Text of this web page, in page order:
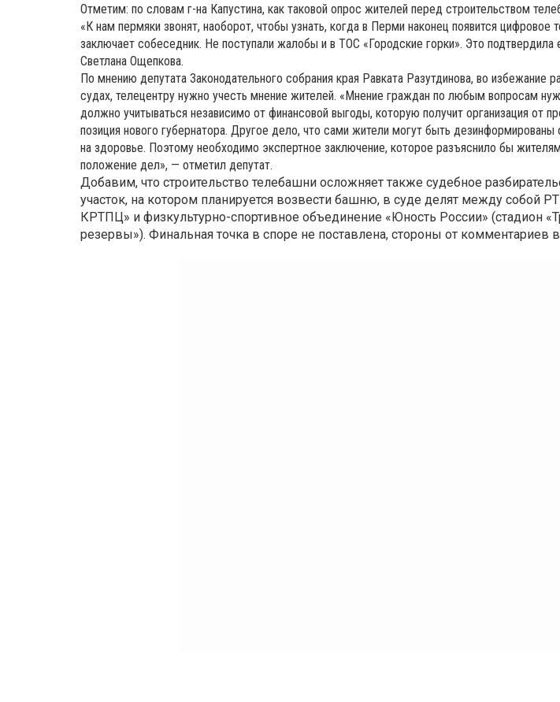
Отметим: по словам г-на Капустина, как таковой опрос жителей перед строительством
«К нам пермяки звонят, наоборот, чтобы узнать, когда в Перми наконец появится цифровое
заключает собеседник. Не поступали жалобы и в ТОС «Городские горки». Это подтвердила
Светлана Ощепкова.
По мнению депутата Законодательного собрания края Равката Разутдинова, во избежание
судах, телецентру нужно учесть мнение жителей. «Мнение граждан по любым вопросам
должно учитываться независимо от финансовой выгоды, которую получит организация от
позиция нового губернатора. Другое дело, что сами жители могут быть дезинформированы
на здоровье. Поэтому необходимо экспертное заключение, которое разъяснило бы
положение дел», — отметил депутат.
Добавим, что строительство телебашни осложняет также судебное
участок, на котором планируется возвести башню, в суде делят между собой
КРТПЦ» и физкультурно-спортивное объединение «Юность России» (стадион
резервы»). Финальная точка в споре не поставлена, стороны от комментариев